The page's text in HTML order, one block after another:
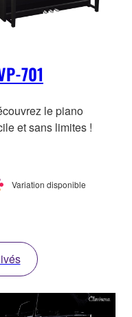
701
le piano
et sans limites !
Variation disponible